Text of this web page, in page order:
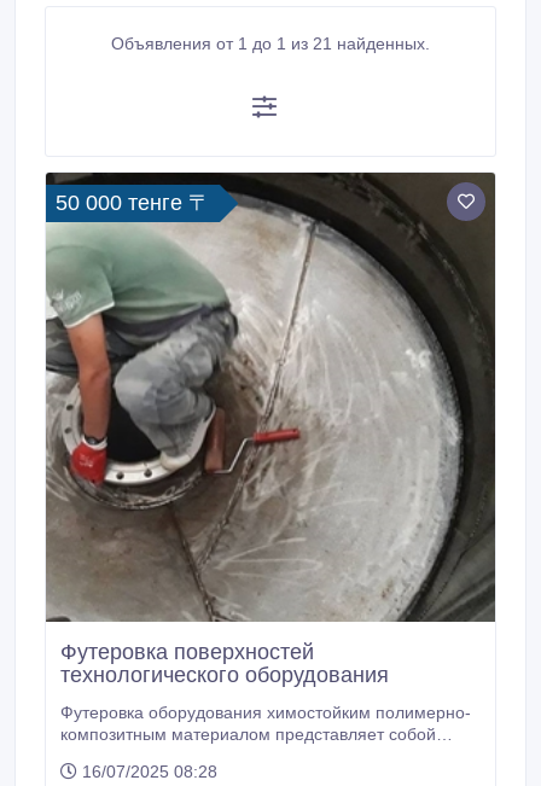
Объявления от 1 до 1 из 21 найденных.
50 000 тенге 〒
Футеровка поверхностей
технологического оборудования
Футеровка оборудования химостойким полимерно-
композитным материалом представляет собой
полимерно-композитного ламината на
16/07/2025 08:28